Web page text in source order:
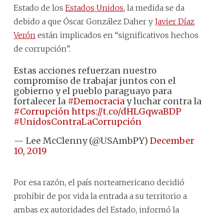
Estado de los Estados Unidos, la medida se da
debido a que Óscar González Daher y Javier Díaz
Verón están implicados en “significativos hechos
de corrupción”.
Estas acciones refuerzan nuestro
compromiso de trabajar juntos con el
gobierno y el pueblo paraguayo para
fortalecer la #Democraciay luchar contra la
#Corrupciónhttps://t.co/dHLGqwaBDP
#UnidosContraLaCorrupción
— Lee McClenny (@USAmbPY) December
10, 2019
Por esa razón, el país norteamericano decidió
prohibir de por vida la entrada a su territorio a
ambas ex autoridades del Estado, informó la